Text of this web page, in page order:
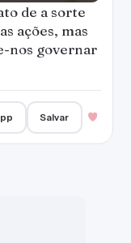
de a sorte
ações, mas
nos governar
Salvar